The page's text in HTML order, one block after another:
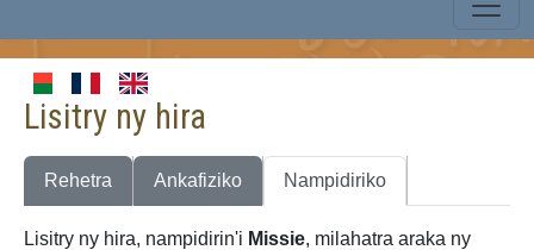
Lisitry ny hira
Rehetra Ankafiziko Nampidiriko
Lisitry ny hira, nampidirin'i Missie, milahatra araka ny